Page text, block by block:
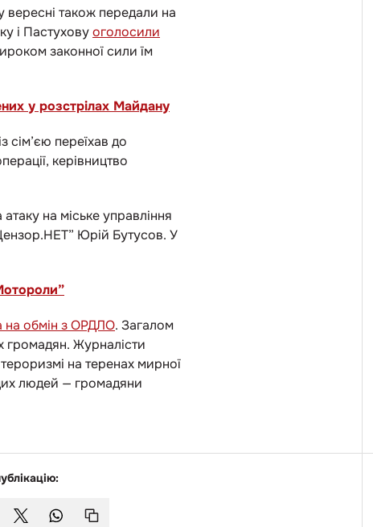
вересні також передали на
і Пастуховуоголосили
законної сили їм
у розстрілах Майдану
сім’єю переїхав до
керівництво
на міське управління
Юрій Бутусов. У
на обмін з ОРДЛО. Загалом
громадян. Журналісти
на теренах мирної
людей — громадяни